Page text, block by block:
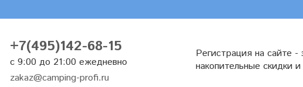
+7(495)142-68-15
с 9:00 до 21:00 ежедневно
zakaz@camping-profi.ru
Регистрация на сайте -
накопительные скидки